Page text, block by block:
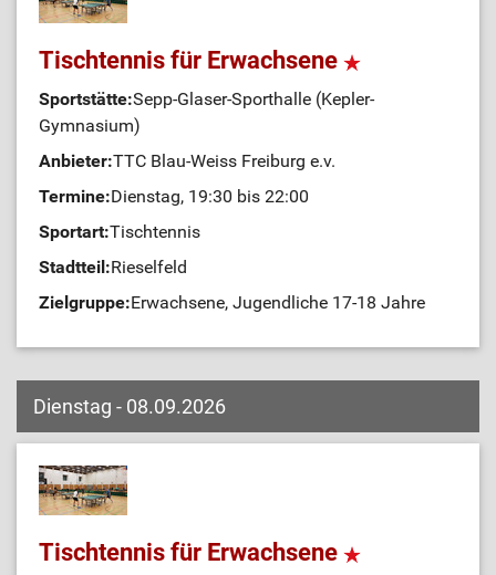
Tischtennis für Erwachsene
Sportstätte:Sepp-Glaser-Sporthalle (Kepler-
Gymnasium)
Anbieter:TTC Blau-Weiss Freiburg e.v.
Termine:Dienstag, 19:30 bis 22:00
Sportart:Tischtennis
Stadtteil:Rieselfeld
Zielgruppe:Erwachsene, Jugendliche 17-18 Jahre
Dienstag - 08.09.2026
Tischtennis für Erwachsene